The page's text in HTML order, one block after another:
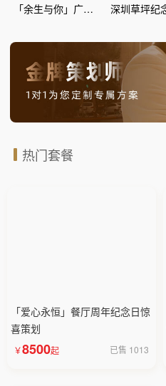
「余生与你」广场纪念日惊喜策划
热门套餐
「爱心永恒」餐厅周年纪念日惊
喜策划
8500 已售 1013